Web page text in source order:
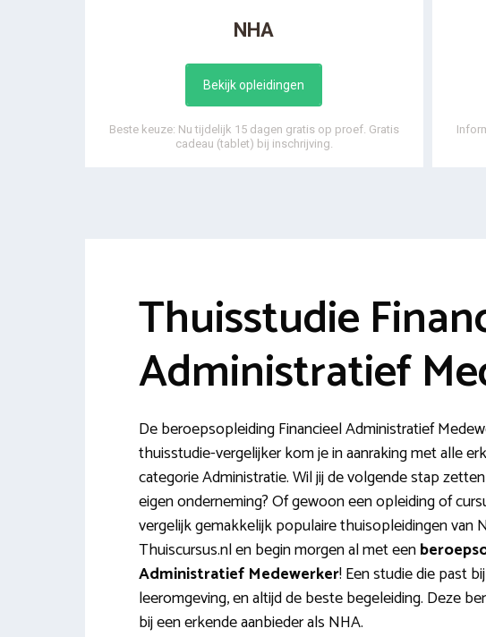
NHA
Bekijk opleidingen
Beste keuze: Nu tijdelijk 15 dagen gratis op proef. Gratis
cadeau (tablet) bij inschrijving.
Thuisstudie
Administratief
De beroepsopleiding Financieel Administratief
thuisstudie-vergelijker kom je in aanraking met alle
categorie Administratie. Wil jij de volgende stap
eigen onderneming? Of gewoon een opleiding of
vergelijk gemakkelijk populaire thuisopleidingen van
Thuiscursus.nl en begin morgen al met een
Administratief Medewerker! Een studie die past
leeromgeving, en altijd de beste begeleiding. Deze
bij een erkende aanbieder als NHA.